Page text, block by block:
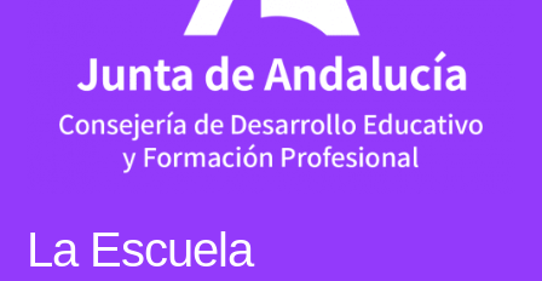
La Escuela